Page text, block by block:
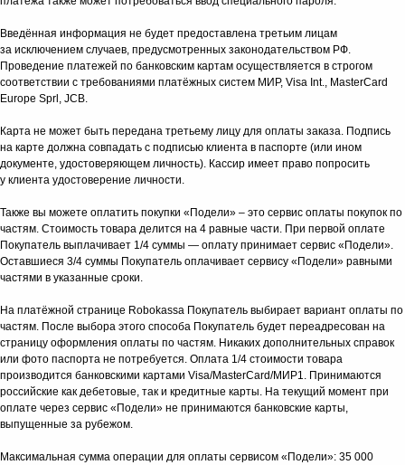
Введённая информация не будет предоставлена третьим лицам
за исключением случаев, предусмотренных законодательством РФ.
Проведение платежей по банковским картам осуществляется в строгом
соответствии с требованиями платёжных систем МИР, Visa Int., MasterCard
Europe Sprl, JCB.
Карта не может быть передана третьему лицу для оплаты заказа. Подпись
на карте должна совпадать с подписью клиента в паспорте (или ином
документе, удостоверяющем личность). Кассир имеет право попросить
у клиента удостоверение личности.
Также вы можете оплатить покупки «Подели» – это сервис оплаты покупок по
частям. Стоимость товара делится на 4 равные части. При первой оплате
Покупатель выплачивает 1/4 суммы — оплату принимает сервис «Подели».
Оставшиеся 3/4 суммы Покупатель оплачивает сервису «Подели» равными
частями в указанные сроки.
На платёжной странице Robokassa Покупатель выбирает вариант оплаты по
частям. После выбора этого способа Покупатель будет переадресован на
страницу оформления оплаты по частям. Никаких дополнительных справок
или фото паспорта не потребуется. Оплата 1/4 стоимости товара
производится банковскими картами Visa/MasterCard/МИР1. Принимаются
российские как дебетовые, так и кредитные карты. На текущий момент при
оплате через сервис «Подели» не принимаются банковские карты,
выпущенные за рубежом.
Максимальная сумма операции для оплаты сервисом «Подели»: 35 000